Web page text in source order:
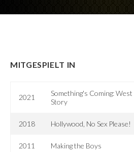
MITGESPIELT IN
2021
Something's Coming: West
Story
2018 Hollywood, No Sex Please!
2011 Making the Boys